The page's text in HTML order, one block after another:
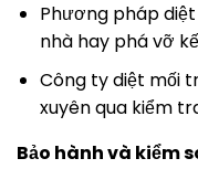
Phương pháp
nhà hay phá vỡ
Công ty diệt mối
xuyên qua kiểm
Bảo hành và kiểm